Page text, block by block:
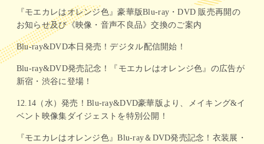
『モエカレはオレンジ色』豪華版Blu-ray・DVD 販売再開の
お知らせ及び《映像・音声不良品》交換のご案内
Blu-ray&DVD本日発売！デジタル配信開始！
Blu-ray&DVD発売記念！『モエカレはオレンジ色』の広告が
新宿・渋谷に登場！
12.14（水）発売！Blu-ray&DVD豪華版より、メイキング&イ
ベント映像集ダイジェストを特別公開！
『モエカレはオレンジ色』Blu-ray＆DVD発売記念！衣装展・